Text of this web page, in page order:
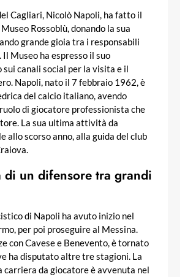
Cagliari, Nicolò Napoli, ha fatto il
Rossoblù, donando la sua
grande gioia tra i responsabili
Museo ha espresso il suo
canali social per la visita e il
Napoli, nato il 7 febbraio 1962, è
del calcio italiano, avendo
di giocatore professionista che
La sua ultima attività da
allo scorso anno, alla guida del club
di un difensore tra grandi
di Napoli ha avuto inizio nel
per poi proseguire al Messina.
con Cavese e Benevento, è tornato
ha disputato altre tre stagioni. La
carriera da giocatore è avvenuta nel